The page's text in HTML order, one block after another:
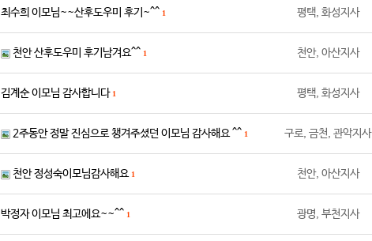
최수희 이모님~~산후도우미 후기~^^ 1 평택, 화성지사
천안 산후도우미 후기남겨요^^ 1 천안, 아산지사
김계순 이모님 감사합니다 1 평택, 화성지사
2주동안 정말 진심으로 챙겨주셨던 이모님 감사해요 ^^ 1 구로, 금천, 관악지사
천안 정성숙이모님감사해요 1 천안, 아산지사
박정자 이모님 최고에요~~^^ 1 광명, 부천지사